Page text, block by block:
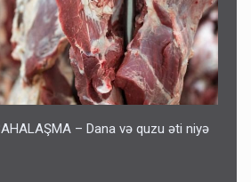
Azərbaycanla bağlı açıqlama
– Dana və quzu əti niyə